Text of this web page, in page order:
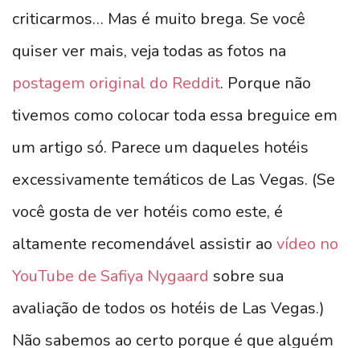
criticarmos… Mas é muito brega. Se você
quiser ver mais, veja todas as fotos na
postagem original do Reddit. Porque não
tivemos como colocar toda essa breguice em
um artigo só. Parece um daqueles hotéis
excessivamente temáticos de Las Vegas. (Se
você gosta de ver hotéis como este, é
altamente recomendável assistir ao vídeo no
YouTube de Safiya Nygaard sobre sua
avaliação de todos os hotéis de Las Vegas.)
Não sabemos ao certo porque é que alguém